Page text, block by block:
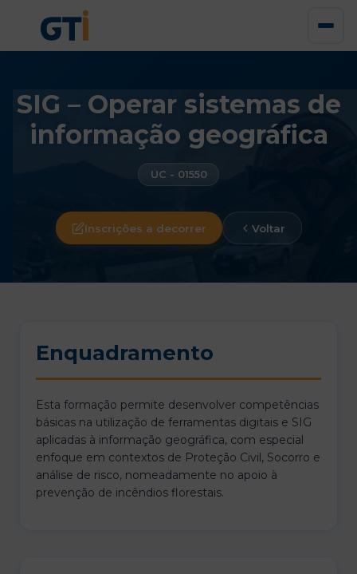
SIG – Operar sistemas de
informação geográfica
UC - 01550
Inscrições a decorrer Voltar
Enquadramento
Esta formação permite desenvolver competências
básicas na utilização de ferramentas digitais e SIG
aplicadas à informação geográfica, com especial
enfoque em contextos de Proteção Civil, Socorro e
análise de risco, nomeadamente no apoio à
prevenção de incêndios florestais.